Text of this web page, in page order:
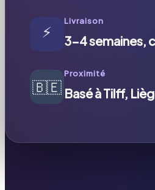
⚡
Livraison
3-4 semaines,
🇧🇪
Proximité
Basé à Tilff,